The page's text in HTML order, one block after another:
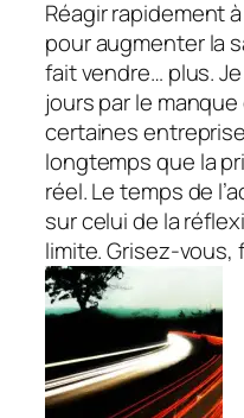
Réagir rapidement
pour augmenter la
fait vendre… plus.
jours par le
certaines
longtemps que la
réel. Le temps de
sur celui de la
limite. Grisez-vous,